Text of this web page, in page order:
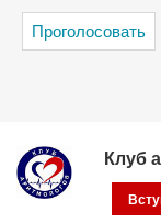
Клуб